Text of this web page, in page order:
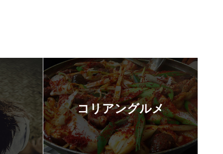
コリアングルメ